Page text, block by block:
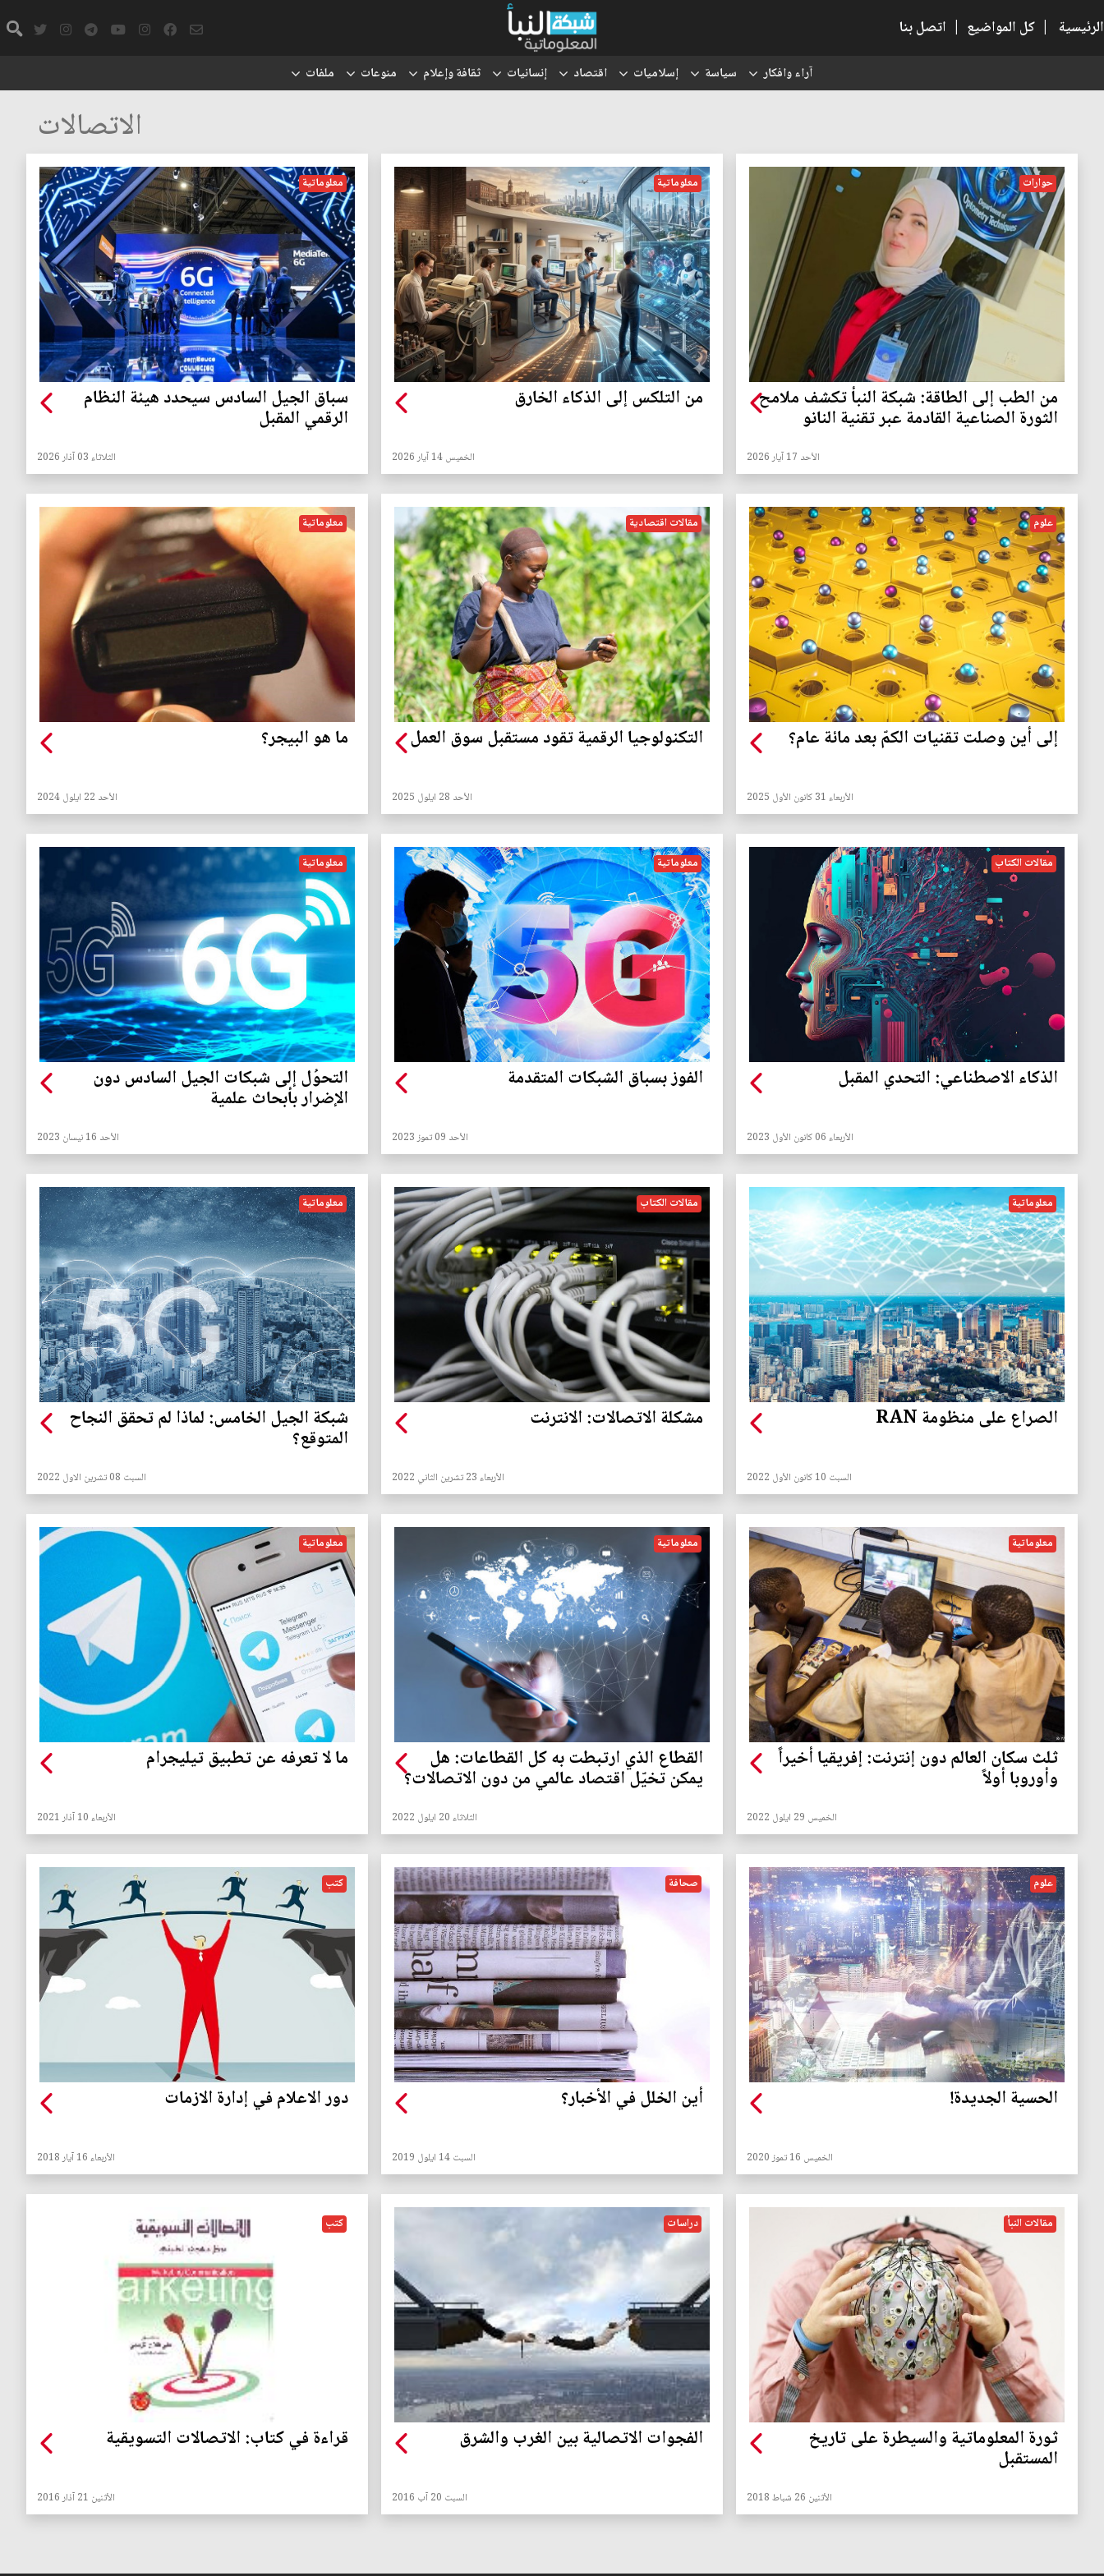
الرئيسية | كل المواضيع | اتصل بنا
آراء وافكار سياسة إسلاميات اقتصاد إنسانيات ثقافة وإعلام منوعات ملفات
الاتصالات
حوارات
من الطب إلى الطاقة: شبكة النبأ تكشف ملامح
الثورة الصناعية القادمة عبر تقنية النانو
الأحد 17 آيار 2026
معلوماتية
من التلكس إلى الذكاء الخارق
الخميس 14 آيار 2026
معلوماتية
سباق الجيل السادس سيحدد هيئة النظام
الرقمي المقبل
الثلاثاء 03 آذار 2026
علوم
إلى أين وصلت تقنيات الكمّ بعد مائة عام؟
الأربعاء 31 كانون الأول 2025
مقالات اقتصادية
التكنولوجيا الرقمية تقود مستقبل سوق العمل
الأحد 28 ايلول 2025
معلوماتية
ما هو البيجر؟
الأحد 22 ايلول 2024
مقالات الكتاب
الذكاء الاصطناعي: التحدي المقبل
الأربعاء 06 كانون الأول 2023
معلوماتية
الفوز بسباق الشبكات المتقدمة
الأحد 09 تموز 2023
معلوماتية
التحوُل إلى شبكات الجيل السادس دون
الإضرار بأبحاث علمية
الأحد 16 نيسان 2023
معلوماتية
الصراع على منظومة RAN
السبت 10 كانون الأول 2022
مقالات الكتاب
مشكلة الاتصالات: الانترنت
الأربعاء 23 تشرين الثاني 2022
معلوماتية
شبكة الجيل الخامس: لماذا لم تحقق النجاح
المتوقع؟
السبت 08 تشرين الاول 2022
معلوماتية
ثلث سكان العالم دون إنترنت: إفريقيا أخيراً
وأوروبا أولاً
الخميس 29 ايلول 2022
معلوماتية
القطاع الذي ارتبطت به كل القطاعات: هل
يمكن تخيّل اقتصاد عالمي من دون الاتصالات؟
الثلاثاء 20 ايلول 2022
معلوماتية
ما لا تعرفه عن تطبيق تيليجرام
الأربعاء 10 آذار 2021
علوم
الحسية الجديدة!
الخميس 16 تموز 2020
صحافة
أين الخلل في الأخبار؟
السبت 14 ايلول 2019
كتب
دور الاعلام في إدارة الازمات
الأربعاء 16 آيار 2018
مقالات النبأ
ثورة المعلوماتية والسيطرة على تاريخ
المستقبل
الأثنين 26 شباط 2018
دراسات
الفجوات الاتصالية بين الغرب والشرق
السبت 20 آب 2016
كتب
قراءة في كتاب: الاتصالات التسويقية
الأثنين 21 آذار 2016